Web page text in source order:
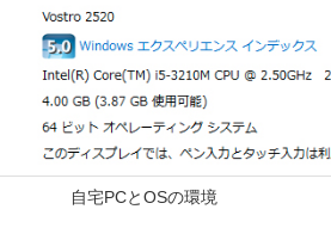
自宅PCとOSの環境